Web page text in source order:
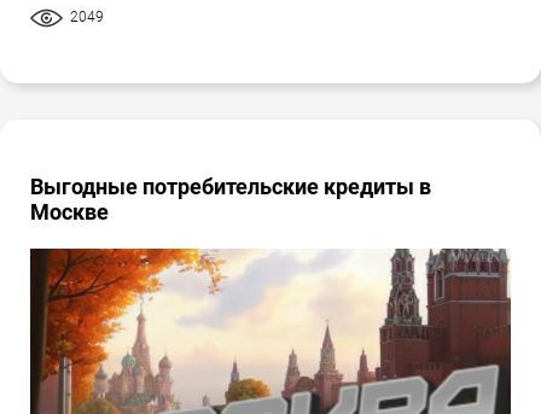
2049
Выгодные потребительские кредиты в
Москве